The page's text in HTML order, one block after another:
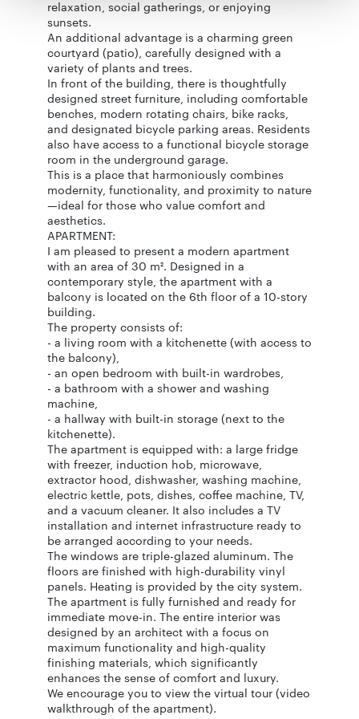
korzystania z ich usług.
relaxation, social gatherings, or enjoying
sunsets.
An additional advantage is a charming green
courtyard (patio), carefully designed with a
variety of plants and trees.
In front of the building, there is thoughtfully
designed street furniture, including comfortable
benches, modern rotating chairs, bike racks,
and designated bicycle parking areas. Residents
also have access to a functional bicycle storage
room in the underground garage.
This is a place that harmoniously combines
modernity, functionality, and proximity to nature
—ideal for those who value comfort and
aesthetics.
APARTMENT:
I am pleased to present a modern apartment
with an area of 30 m². Designed in a
contemporary style, the apartment with a
balcony is located on the 6th floor of a 10-story
building.
The property consists of:
- a living room with a kitchenette (with access to
the balcony),
- an open bedroom with built-in wardrobes,
- a bathroom with a shower and washing
machine,
- a hallway with built-in storage (next to the
kitchenette).
The apartment is equipped with: a large fridge
with freezer, induction hob, microwave,
extractor hood, dishwasher, washing machine,
electric kettle, pots, dishes, coffee machine, TV,
and a vacuum cleaner. It also includes a TV
installation and internet infrastructure ready to
be arranged according to your needs.
The windows are triple-glazed aluminum. The
floors are finished with high-durability vinyl
panels. Heating is provided by the city system.
The apartment is fully furnished and ready for
immediate move-in. The entire interior was
designed by an architect with a focus on
maximum functionality and high-quality
finishing materials, which significantly
enhances the sense of comfort and luxury.
We encourage you to view the virtual tour (video
walkthrough of the apartment).